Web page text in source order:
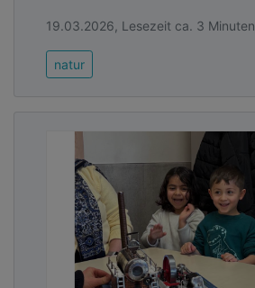
19.03.2026, Lesezeit ca. 3 Minuten
natur